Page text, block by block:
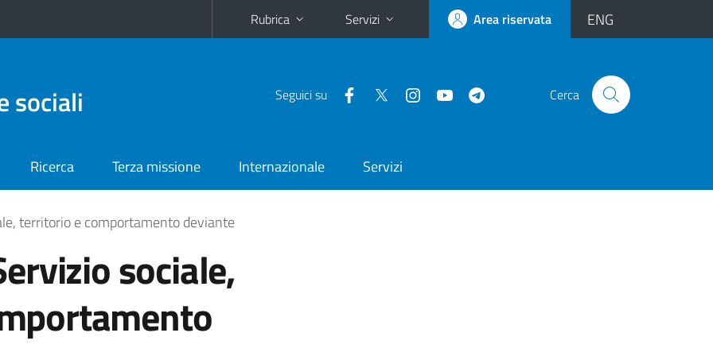
Rubrica Servizi Area riservata ENG
sociali Seguici su Cerca
Ricerca Terza missione Internazionale Servizi
territorio e comportamento deviante
sociale,